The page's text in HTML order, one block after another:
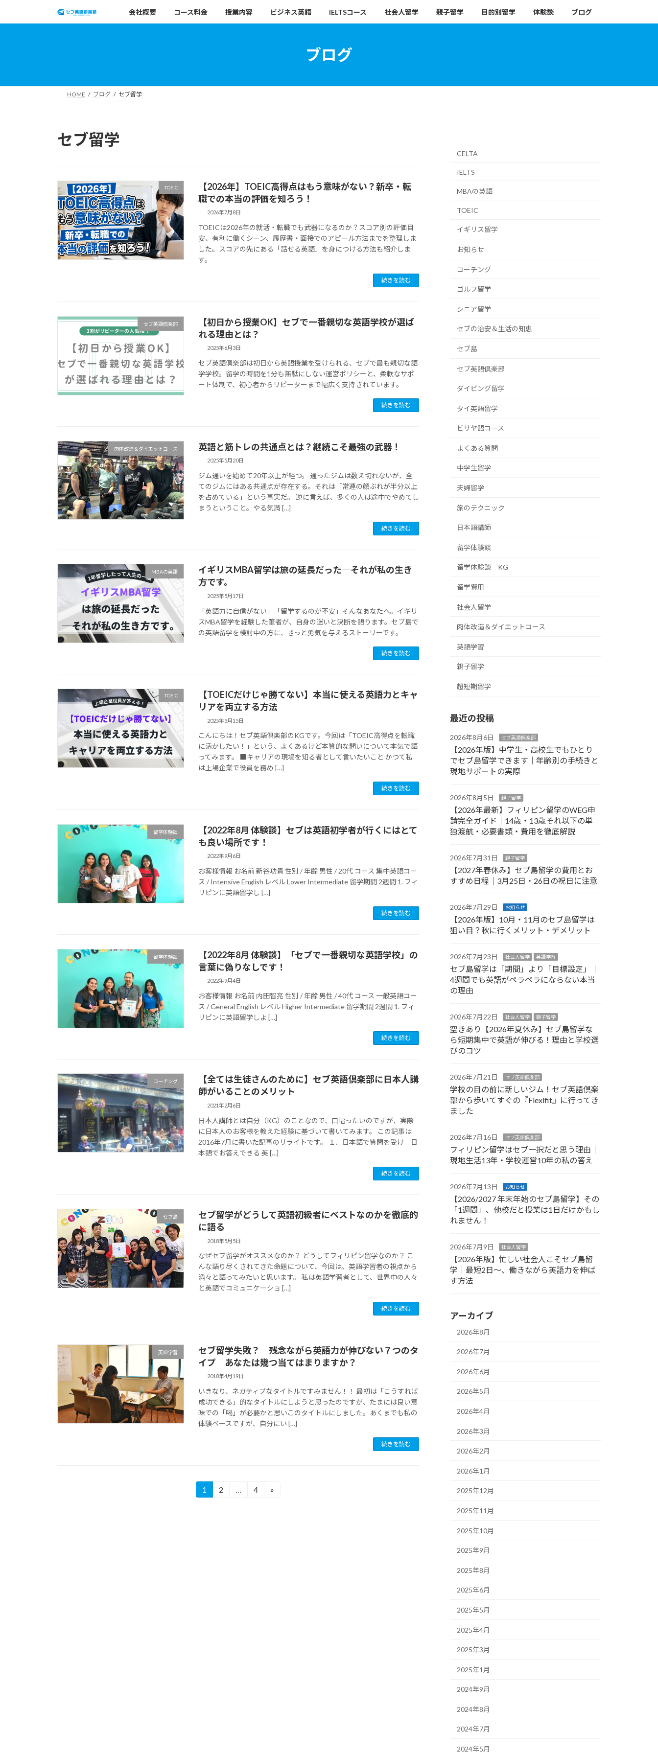
キ
に
会社概要 コース料金 授業内容 ビジネス英語 IELTSコース 社会人留学 親子留学 目的別留学 体験談 ブログ
ブログ
HOME ブログ セブ留学
セブ留学
TOEIC
【2026年】TOEIC高得点はもう意味がない？新卒・転
職での本当の評価を知ろう！
2026年7月8日
TOEICは2026年の就活・転職でも武器になるのか？スコア別の評価目
安、有利に働くシーン、履歴書・面接でのアピール方法までを整理しま
した。スコアの先にある「話せる英語」を身につける方法も紹介しま
す。
続きを読む
セブ英語倶楽部
【初日から授業OK】セブで一番親切な英語学校が選ば
れる理由とは？
2025年6月3日
セブ英語倶楽部は初日から英語授業を受けられる、セブで最も親切な語
学学校。留学の時間を1分も無駄にしない運営ポリシーと、柔軟なサポ
ート体制で、初心者からリピーターまで幅広く支持されています。
続きを読む
肉体改造＆ダイエットコース 英語と筋トレの共通点とは？継続こそ最強の武器！
2025年5月20日
ジム通いを始めて20年以上が経つ。 通ったジムは数え切れないが、全
てのジムにはある共通点が存在する。それは「常連の顔ぶれが半分以上
を占めている」という事実だ。 逆に言えば、多くの人は途中でやめてし
まうということ。やる気満 […]
続きを読む
MBAの英語
イギリスMBA留学は旅の延長だった─それが私の生き
方です。
2025年5月17日
「英語力に自信がない」「留学するのが不安」そんなあなたへ。イギリ
スMBA留学を経験した筆者が、自身の迷いと決断を語ります。セブ島で
の英語留学を検討中の方に、きっと勇気を与えるストーリーです。
続きを読む
TOEIC
【TOEICだけじゃ勝てない】本当に使える英語力とキャ
リアを両立する方法
2025年5月15日
こんにちは！セブ英語倶楽部のKGです。今回は「TOEIC高得点を転職
に活かしたい！」という、よくあるけど本質的な問いについて本気で語
ってみます。 ■キャリアの現場を知る者として言いたいこと かつて私
は上場企業で役員を務め […]
続きを読む
留学体験談
【2022年8月 体験談】セブは英語初学者が行くにはとて
も良い場所です！
2022年9月6日
お客様情報 お名前 新谷功貴 性別 / 年齢 男性 / 20代 コース 集中英語コー
ス / Intensive English レベル Lower Intermediate 留学期間 2週間 1. フィ
リピンに英語留学し […]
続きを読む
留学体験談
【2022年8月 体験談】「セブで一番親切な英語学校」の
言葉に偽りなしです！
2022年9月4日
お客様情報 お名前 内田智亮 性別 / 年齢 男性 / 40代 コース 一般英語コー
ス / General English レベル Higher Intermediate 留学期間 2週間 1. フィ
リピンに英語留学しよ […]
続きを読む
コーチング
【全ては生徒さんのために】セブ英語倶楽部に日本人講
師がいることのメリット
2021年2月6日
日本人講師とは自分（KG）のことなので、口幅ったいのですが、実際
に日本人のお客様を教えた経験に基づいて書いてみます。 この記事は
2016年7月に書いた記事のリライトです。 １．日本語で質問を受け 日
本語でお答えできる 英 […]
続きを読む
セブ島
セブ留学がどうして英語初級者にベストなのかを徹底的
に語る
2018年5月5日
なぜセブ留学がオススメなのか？ どうしてフィリピン留学なのか？ こ
んな語り尽くされてきた命題について、今回は、英語学習者の視点から
滔々と語ってみたいと思います。 私は英語学習者として、世界中の人々
と英語でコミュニケーショ […]
続きを読む
英語学習
セブ留学失敗？ 残念ながら英語力が伸びない７つのタ
イプ あなたは幾つ当てはまりますか？
2018年4月19日
いきなり、ネガティブなタイトルですみません！！ 最初は「こうすれば
成功できる」的なタイトルにしようと思ったのですが、たまには良い意
味での「喝」が必要かと思いこのタイトルにしました。あくまでも私の
体験ベースですが、自分にい […]
続きを読む
固
1
固
2 …
固
4 »
CELTA
IELTS
MBAの英語
TOEIC
イギリス留学
お知らせ
コーチング
ゴルフ留学
シニア留学
セブの治安＆生活の知恵
セブ島
セブ英語倶楽部
ダイビング留学
タイ英語留学
ビサヤ語コース
よくある質問
中学生留学
夫婦留学
旅のテクニック
日本語講師
留学体験談
留学体験談 KG
留学費用
社会人留学
肉体改造＆ダイエットコース
英語学習
親子留学
超短期留学
最近の投稿
2026年8月6日 セブ英語倶楽部
【2026年版】中学生・高校生でもひとり
でセブ島留学できます｜年齢別の手続きと
現地サポートの実際
2026年8月5日 親子留学
【2026年最新】フィリピン留学のWEG申
請完全ガイド｜14歳・13歳それ以下の単
独渡航・必要書類・費用を徹底解説
2026年7月31日 親子留学
【2027年春休み】セブ島留学の費用とお
すすめ日程｜3月25日・26日の祝日に注意
2026年7月29日 お知らせ
【2026年版】10月・11月のセブ島留学は
狙い目？秋に行くメリット・デメリット
2026年7月23日 社会人留学 英語学習
セブ島留学は「期間」より「目標設定」｜
4週間でも英語がペラペラにならない本当
の理由
2026年7月22日 社会人留学 親子留学
空きあり【2026年夏休み】セブ島留学な
ら短期集中で英語が伸びる！理由と学校選
びのコツ
2026年7月21日 セブ英語倶楽部
学校の目の前に新しいジム！セブ英語倶楽
部から歩いてすぐの『Flexifit』に行ってき
ました
2026年7月16日 セブ英語倶楽部
フィリピン留学はセブ一択だと思う理由｜
現地生活13年・学校運営10年の私の答え
2026年7月13日 お知らせ
【2026/2027 年末年始のセブ島留学】その
「1週間」、他校だと授業は1日だけかもし
れません！
2026年7月9日 社会人留学
【2026年版】忙しい社会人こそセブ島留
学｜最短2日〜、働きながら英語力を伸ば
す方法
アーカイブ
2026年8月
2026年7月
2026年6月
2026年5月
2026年4月
2026年3月
2026年2月
2026年1月
2025年12月
2025年11月
2025年10月
2025年9月
2025年8月
2025年6月
2025年5月
2025年4月
2025年3月
2025年1月
2024年9月
2024年8月
2024年7月
2024年5月